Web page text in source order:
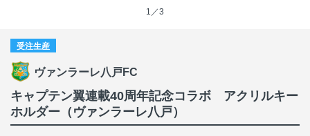
1／3
受注生産
ヴァンラーレ八戸FC
キャプテン翼連載40周年記念コラボ アクリルキー
ホルダー（ヴァンラーレ八戸）